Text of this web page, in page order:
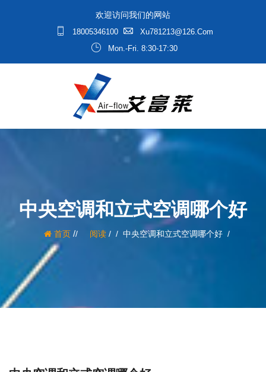
欢迎访问我们的网站
18005346100
Xu781213@126.com
Mon.-Fri. 8:30-17:30
中央空调和立式空调哪个好
首页/ 阅读/ 中央空调和立式空调哪个好